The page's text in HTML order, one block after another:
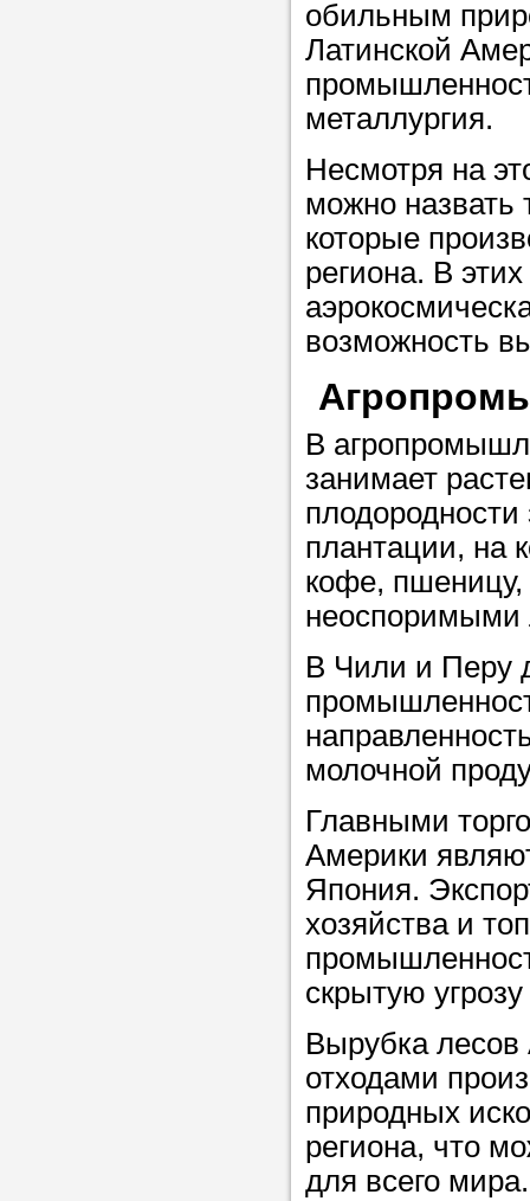
репетитора.
Мы
в
советам,
Совет 3.
студент-
хорошо
задачей. Он
цена ниже, и
найдет
учеником.
обильным
Латинской
металлургия.
Несмотря на
можно назвать
которые
региона. В
возможность
В
занимает
плантации, на
кофе, пшеницу,
неоспоримыми
В Чили и Перу
молочной
Главными
Америки
Япония.
хозяйства и
скрытую угрозу
Вырубка лесов
отходами
природных
региона, что
для всего мира.